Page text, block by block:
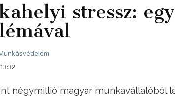
stressz:
négymillió magyar munkavállalóból